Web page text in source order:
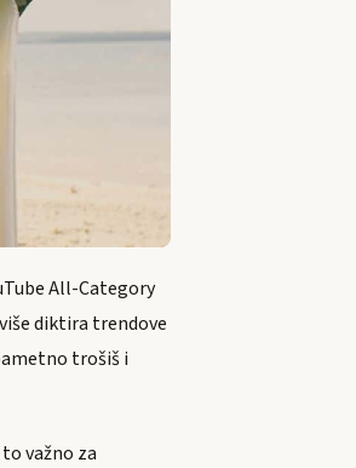
All-Category
diktira trendove
trošiš i
važno za